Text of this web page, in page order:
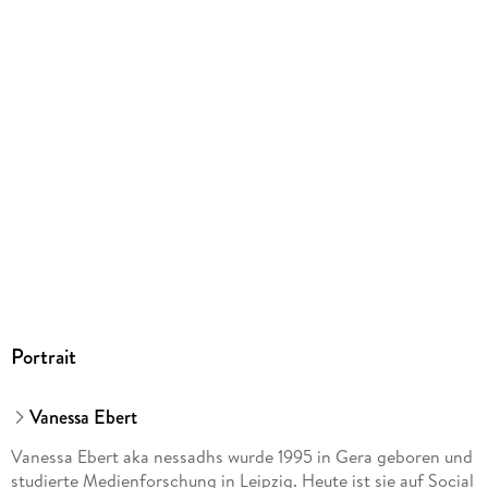
Portrait
Vanessa Ebert
Vanessa Ebert aka nessadhs wurde 1995 in Gera geboren und
studierte Medienforschung in Leipzig. Heute ist sie auf Social